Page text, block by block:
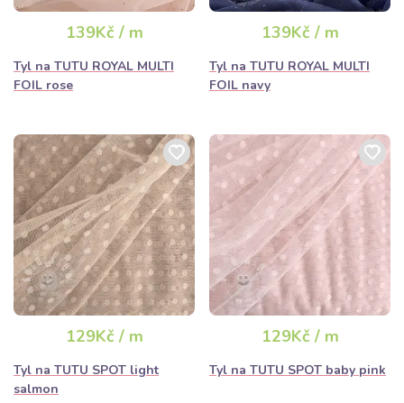
139Kč / m
Tyl na TUTU ROYAL MULTI
FOIL rose
139Kč / m
Tyl na TUTU ROYAL MULTI
FOIL navy
129Kč / m
Tyl na TUTU SPOT light
salmon
129Kč / m
Tyl na TUTU SPOT baby pink